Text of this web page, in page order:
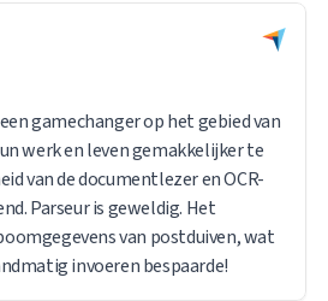
De meeste problemen kwamen
leerproces in plaats van een
– het systeem zelf werkte
de algehele ervaring en zou
aan iedereen die te
en extraheren van grote
gamechanger op het gebied van
werk en leven gemakkelijker te
van de documentlezer en OCR-
Parseur is geweldig. Het
van postduiven, wat
invoeren bespaarde!